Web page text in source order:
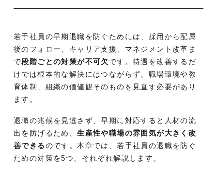
若手社員の早期退職を防ぐためには、採用から配属
後のフォロー、キャリア支援、マネジメント改革ま
で段階ごとの対策が不可欠 です。待遇を改善するだ
けでは根本的な解決にはつながらず、職場環境や教
育体制、組織の価値観そのものを見直す必要があり
ます。
退職の兆候を見逃さず、早期に対応すると人材の流
出を防げるため、生産性や職場の雰囲気が大きく改
善できるのです。本章では、若手社員の退職を防ぐ
ための対策を5つ、それぞれ解説します。